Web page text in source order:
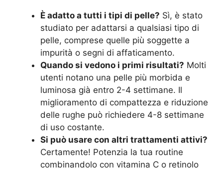
È adatto a tutti i tipi di pelle? Sì, è stato
studiato per adattarsi a qualsiasi tipo di
pelle, comprese quelle più soggette a
impurità o segni di affaticamento.
Quando si vedono i primi risultati? Molti
utenti notano una pelle più morbida e
luminosa già entro 2-4 settimane. Il
miglioramento di compattezza e riduzione
delle rughe può richiedere 4-8 settimane
di uso costante.
Si può usare con altri trattamenti attivi?
Certamente! Potenzia la tua routine
combinandolo con vitamina C o retinolo